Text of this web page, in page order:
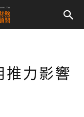
推力影響